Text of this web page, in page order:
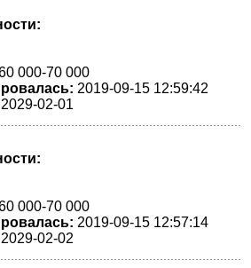
000-70 000
2019-09-15 12:59:42
2029-02-01
000-70 000
2019-09-15 12:57:14
2029-02-02